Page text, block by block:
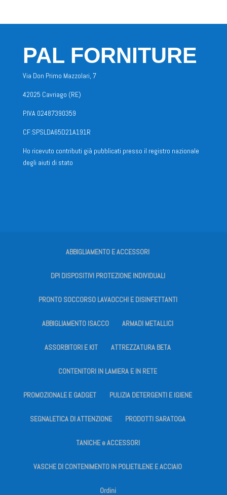
PAL FORNITURE
Via Don Primo Mazzolari, 7
42025 Cavriago (RE)
P.IVA 02487390359
CF:SPSLDA65D21A191R
Ho ricevuto contributi già pubblicati presso il registro nazionale
degli aiuti di stato
ABBIGLIAMENTO E ACCESSORI
DPI DISPOSITIVI PROTEZIONE INDIVIDUALI
PRONTO SOCCORSO LAVAOCCHI E DISINFETTANTI
ABBIGLIAMENTO ISACCO ARMADI METALLICI
ASSORBITORI E KIT ATTREZZATURA BETA
CONTENITORI IN LAMIERA E IN RETE
PROMOZIONALE E GADGET PULIZIA DETERGENTI E IGIENE
SEGNALETICA DI ATTENZIONE PRODOTTI SARATOGA
TANICHE e ACCESSORI
VASCHE DI CONTENIMENTO IN POLIETILENE E ACCIAIO
Ordini